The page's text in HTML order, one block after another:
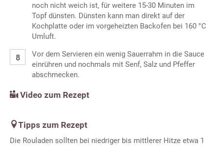
noch nicht weich ist, für weitere 15-30 Minuten im
Topf dünsten. Dünsten kann man direkt auf der
Kochplatte oder im vorgeheizten Backofen bei 160 °C
Umluft.
Vor dem Servieren ein wenig Sauerrahm in die Sauce
einrühren und nochmals mit Senf, Salz und Pfeffer
abschmecken.
Video zum Rezept
Tipps zum Rezept
Die Rouladen sollten bei niedriger bis mittlerer Hitze etwa 1